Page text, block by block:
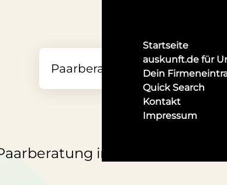
Startseite
auskunft.de für
Dein
Quick Search
Kontakt
Impressum
in Langen